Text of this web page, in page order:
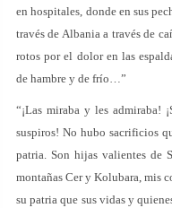
en hospitales, donde en sus
través de Albania a través de
rotos por el dolor en las
de hambre y de frío…”
“¡Las miraba y les admiraba!
suspiros! No hubo sacrificios
patria. Son hijas valientes de
montañas Cer y Kolubara, mis
su patria que sus vidas y